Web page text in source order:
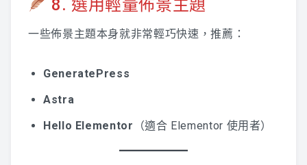
8. 選用輕量佈景主題
一些佈景主題本身就非常輕巧快速，推薦：
GeneratePress
Astra
Hello Elementor （適合 Elementor 使用者）